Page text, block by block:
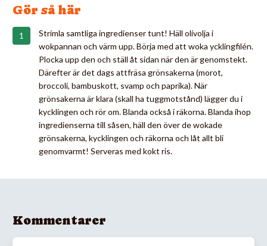
Gör så här
Strimla samtliga ingredienser tunt! Häll olivolja i
wokpannan och värm upp. Börja med att woka ycklingfilén.
Plocka upp den och ställ åt sidan när den är genomstekt.
Därefter är det dags attfräsa grönsakerna (morot,
broccoli, bambuskott, svamp och paprika). När
grönsakerna är klara (skall ha tuggmotstånd) lägger du i
kycklingen och rör om. Blanda också i räkorna. Blanda ihop
ingredienserna till såsen, häll den över de wokade
grönsakerna, kycklingen och räkorna och låt allt bli
genomvarmt! Serveras med kokt ris.
Kommentarer